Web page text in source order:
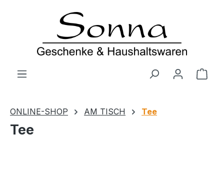
Zum Hauptinhalt springen
ONLINE-SHOP AM TISCH Tee
Tee